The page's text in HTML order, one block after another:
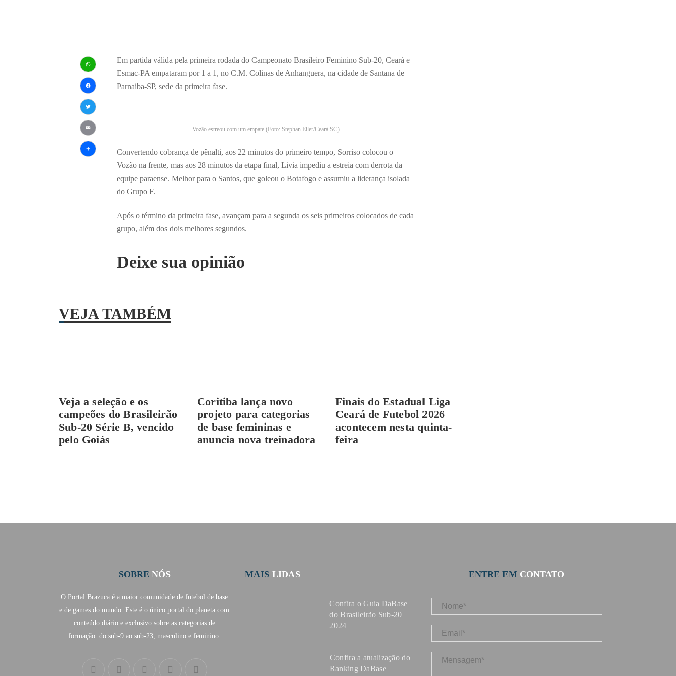
WhatsApp
Facebook
Twitter
Email
Em partida válida pela primeira rodada do Campeonato Brasileiro Feminino Sub-20, Ceará e
Esmac-PA empataram por 1 a 1, no C.M. Colinas de Anhanguera, na cidade de Santana de
Parnaiba-SP, sede da primeira fase.
Vozão estreou com um empate (Foto: Stephan Eiler/Ceará SC)
Convertendo cobrança de pênalti, aos 22 minutos do primeiro tempo, Sorriso colocou o
Vozão na frente, mas aos 28 minutos da etapa final, Livia impediu a estreia com derrota da
equipe paraense. Melhor para o Santos, que goleou o Botafogo e assumiu a liderança isolada
do Grupo F.
Após o término da primeira fase, avançam para a segunda os seis primeiros colocados de cada
grupo, além dos dois melhores segundos.
Deixe sua opinião
VEJA TAMBÉM
Veja a seleção e os
campeões do Brasileirão
Sub-20 Série B, vencido
pelo Goiás
Coritiba lança novo
projeto para categorias
de base femininas e
anuncia nova treinadora
Finais do Estadual Liga
Ceará de Futebol 2026
acontecem nesta quinta-
feira
SOBRE NÓS
O Portal Brazuca é a maior comunidade de futebol de base
e de games do mundo. Este é o único portal do planeta com
conteúdo diário e exclusivo sobre as categorias de
formação: do sub-9 ao sub-23, masculino e feminino.
MAIS LIDAS
Confira o Guia DaBase
do Brasileirão Sub-20
2024
Confira a atualização do
Ranking DaBase
ENTRE EM CONTATO